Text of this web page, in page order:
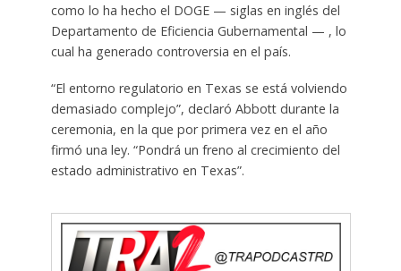
como lo ha hecho el DOGE — siglas en inglés del
Departamento de Eficiencia Gubernamental — , lo
cual ha generado controversia en el país.
“El entorno regulatorio en Texas se está volviendo
demasiado complejo”, declaró Abbott durante la
ceremonia, en la que por primera vez en el año
firmó una ley. “Pondrá un freno al crecimiento del
estado administrativo en Texas”.